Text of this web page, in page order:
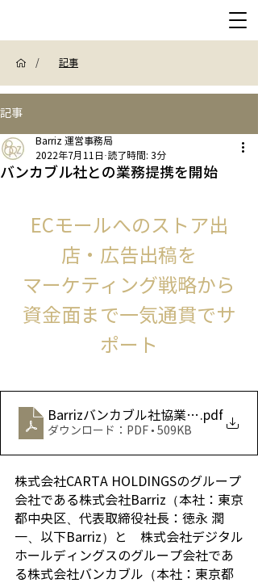
/ 記事
記事
バンカブル社との業務提携を開始
Barriz 運営事務局
2022年7月11日 読了時間: 3分
ECモールへのストア出
店・広告出稿を
マーケティング戦略から
資金面まで一気通貫でサ
ポート
Barrizバンカブル社協業リリース
.pdf
ダウンロード：PDF • 509KB
株式会社CARTA HOLDINGSのグループ
会社である株式会社Barriz（本社：東京
都中央区、代表取締役社長：徳永 潤
一、以下Barriz）と　株式会社デジタル
ホールディングスのグループ会社であ
る株式会社バンカブル（本社：東京都